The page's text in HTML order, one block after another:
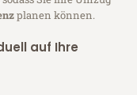
planen können.
auf Ihre